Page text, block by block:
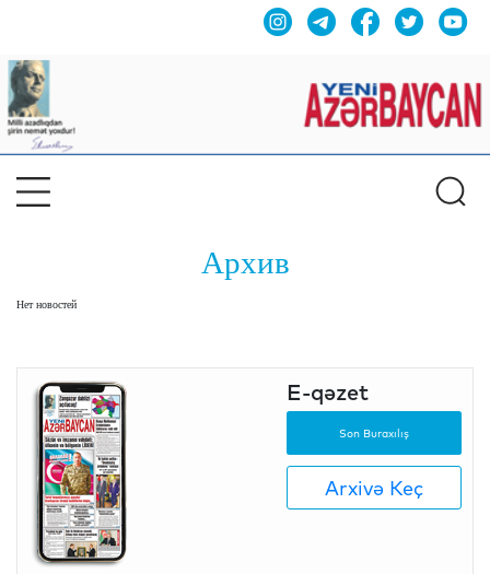
Архив
Нет новостей
E-qəzet
Son Buraxılış
Arxivə Keç